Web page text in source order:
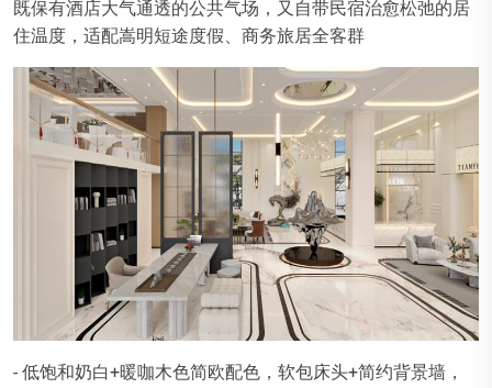
既保有酒店大气通透的公共气场，又自带民宿治愈松弛的居
住温度，适配嵩明短途度假、商务旅居全客群
- 低饱和奶白+暖咖木色简欧配色，软包床头+简约背景墙，